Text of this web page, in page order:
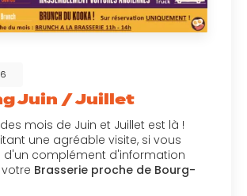
Juin / Juillet
mois de Juin et Juillet est là !
une agréable visite, si vous
d'un complément d'information
Brasserie proche de Bourg-